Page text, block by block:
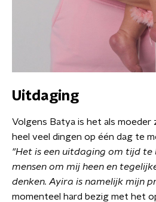
Uitdaging
Volgens Batya is het als moeder
heel veel dingen op één dag te
"Het is een uitdaging om tijd te
mensen om mij heen en
denken. Ayira is namelijk mijn
momenteel hard bezig met het